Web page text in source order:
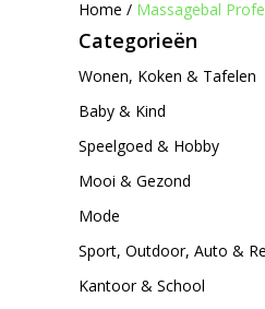
Home / Massagebal
Categorieën
Wonen, Koken & Tafelen
Baby & Kind
Speelgoed & Hobby
Mooi & Gezond
Mode
Sport, Outdoor, Auto &
Kantoor & School